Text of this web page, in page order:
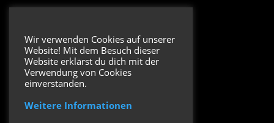
Impressum
Datenschutzerklärung
Folge uns
Wir verwenden Cookies auf unserer
Website! Mit dem Besuch dieser
Website erklärst du dich mit der
Verwendung von Cookies
einverstanden.
Weitere Informationen